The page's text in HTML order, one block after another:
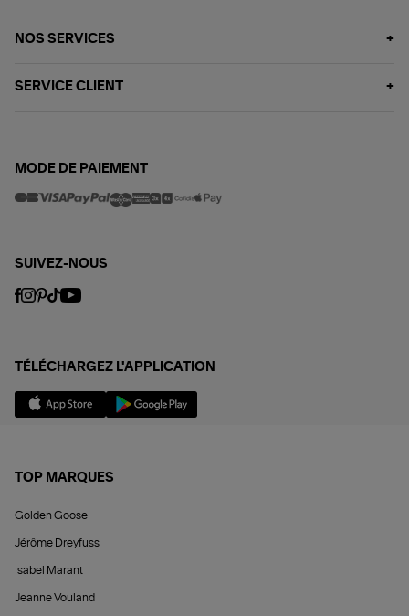
NOS SERVICES
SERVICE CLIENT
MODE DE PAIEMENT
SUIVEZ-NOUS
TÉLÉCHARGEZ L'APPLICATION
TOP MARQUES
Golden Goose
Jérôme Dreyfuss
Isabel Marant
Jeanne Vouland